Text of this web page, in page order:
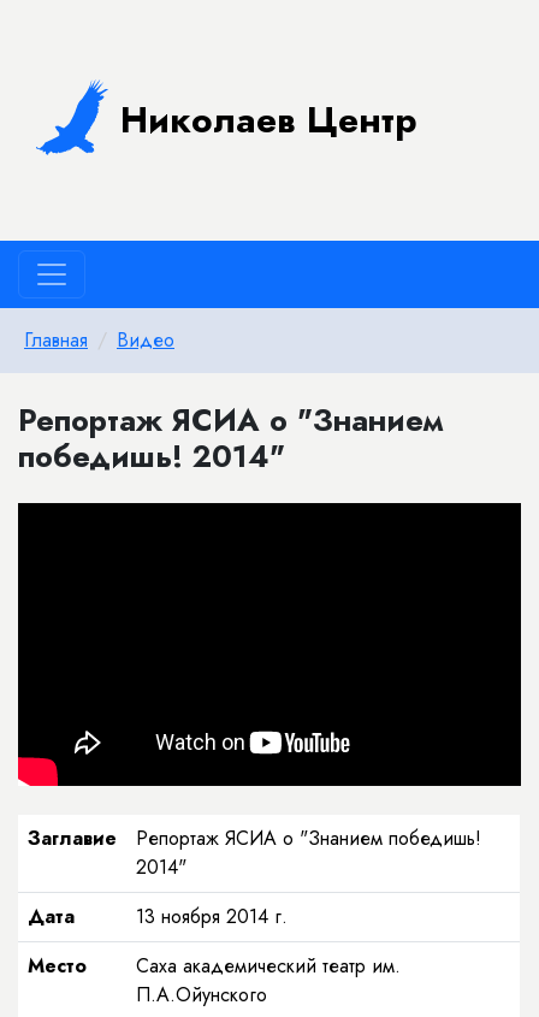
Николаев Центр
Главная Видео
Репортаж ЯСИА о "Знанием
победишь! 2014"
Заглавие
Репортаж ЯСИА о "Знанием победишь!
2014"
Дата
13 ноября 2014 г.
Место
Саха академический театр им.
П.А.Ойунского